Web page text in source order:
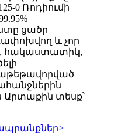
125-0 Ռոդիումի
ցածր
և չոր
հակաստատիկ,
տեսք՝
>